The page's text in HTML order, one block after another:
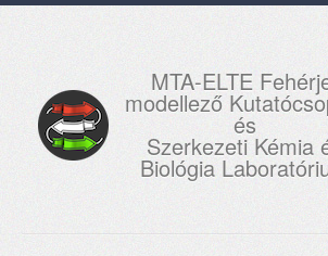
MTA-ELTE
modellező
és
Szerkezeti Kémia
Biológia